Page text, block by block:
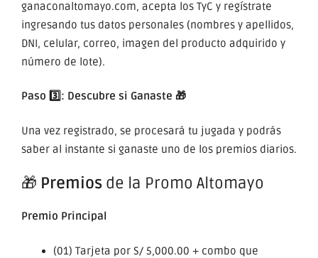
ganaconaltomayo.com, acepta los TyC y regístrate
ingresando tus datos personales (nombres y apellidos,
DNI, celular, correo, imagen del producto adquirido y
número de lote).
Paso 3️⃣: Descubre si Ganaste 🎁
Una vez registrado, se procesará tu jugada y podrás
saber al instante si ganaste uno de los premios diarios.
🎁 Premios de la Promo Altomayo
Premio Principal
(01) Tarjeta por S/ 5,000.00 + combo que